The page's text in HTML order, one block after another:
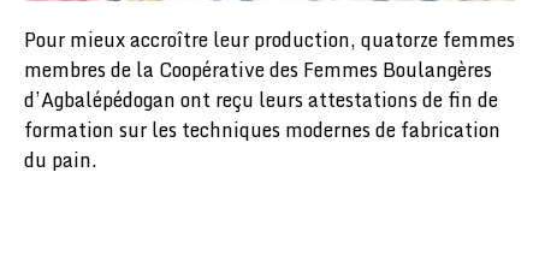
Pour mieux accroître leur production, quatorze femmes
membres de la Coopérative des Femmes Boulangères
d’Agbalépédogan ont reçu leurs attestations de fin de
formation sur les techniques modernes de fabrication
du pain.